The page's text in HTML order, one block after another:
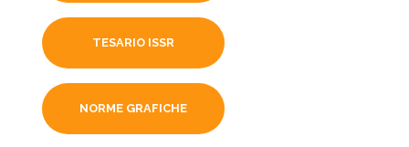
TESARIO ISSR
NORME GRAFICHE